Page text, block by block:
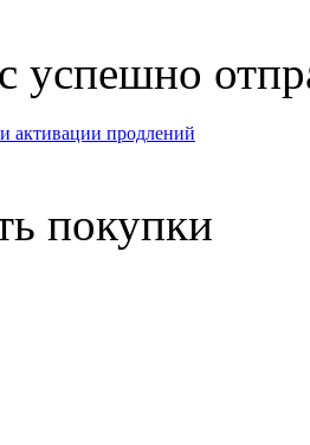
успешно
активации продлений
покупки